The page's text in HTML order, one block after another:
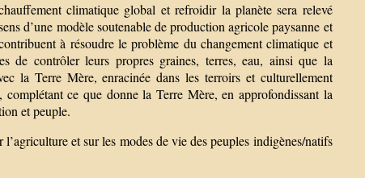
climatique global et refroidir la planète sera relevé
d’une modèle soutenable de production agricole paysanne et
à résoudre le problème du changement climatique et
de contrôler leurs propres graines, terres, eau, ainsi que la
la Terre Mère, enracinée dans les terroirs et culturellement
ce que donne la Terre Mère, en approfondissant la
et peuple.
et sur les modes de vie des peuples indigènes/natifs